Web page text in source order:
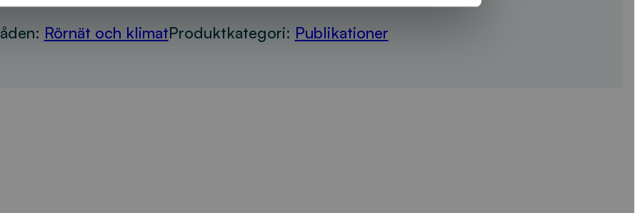
Rörnät och klimatProduktkategori: Publikationer